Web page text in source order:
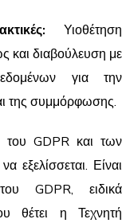
Υιοθέτηση
και διαβούλευση με
για την
της συμμόρφωσης.
GDPR και των
εξελίσσεται. Είναι
GDPR, ειδικά
θέτει η Τεχνητή